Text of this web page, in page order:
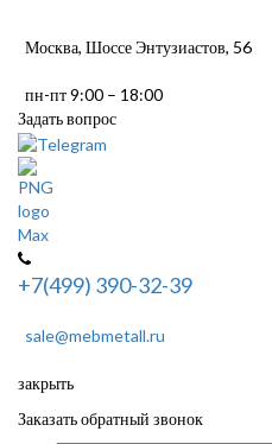
Москва, Шоссе Энтузиастов, 56
пн-пт 9:00 – 18:00
Задать вопрос
+7(499) 390-32-39
sale@mebmetall.ru
закрыть
Заказать обратный звонок